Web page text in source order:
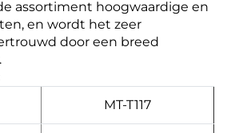
assortiment hoogwaardige en
en wordt het zeer
door een breed
MT-T117